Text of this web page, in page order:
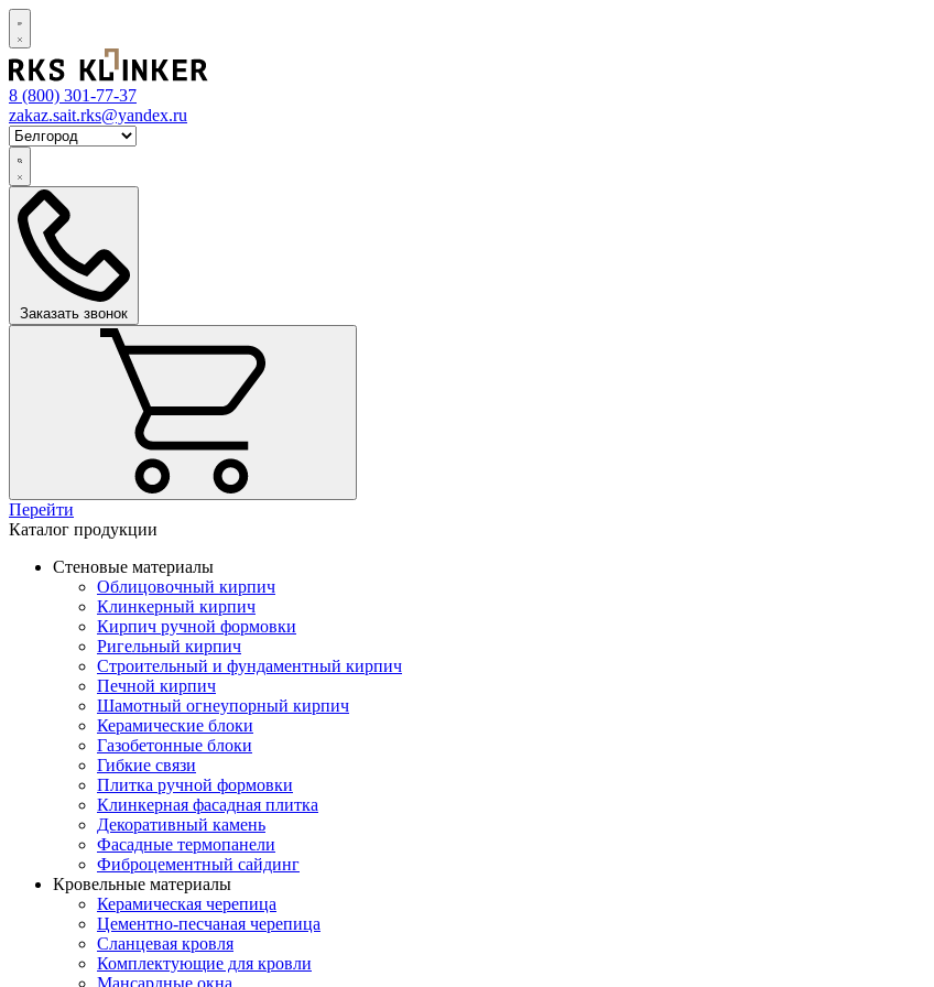
8 (800) 301-77-37
zakaz.sait.rks@yandex.ru
Заказать звонок
Перейти
Каталог продукции
Стеновые материалы
Облицовочный кирпич
Клинкерный кирпич
Кирпич ручной формовки
Ригельный кирпич
Строительный и фундаментный кирпич
Печной кирпич
Шамотный огнеупорный кирпич
Керамические блоки
Газобетонные блоки
Гибкие связи
Плитка ручной формовки
Клинкерная фасадная плитка
Декоративный камень
Фасадные термопанели
Фиброцементный сайдинг
Кровельные материалы
Керамическая черепица
Цементно-песчаная черепица
Сланцевая кровля
Комплектующие для кровли
Мансардные окна